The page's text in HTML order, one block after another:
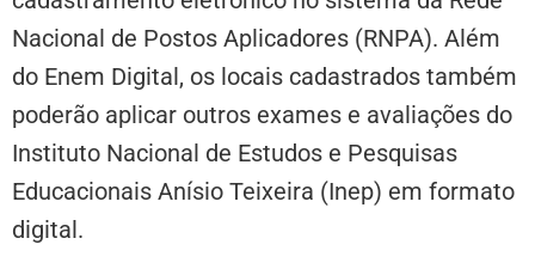
Nacional de Postos Aplicadores (RNPA). Além
do Enem Digital, os locais cadastrados também
poderão aplicar outros exames e avaliações do
Instituto Nacional de Estudos e Pesquisas
Educacionais Anísio Teixeira (Inep) em formato
digital.